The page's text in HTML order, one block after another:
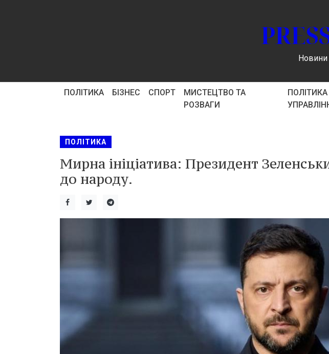
Новини
ПОЛІТИКА БІЗНЕС СПОРТ
МИСТЕЦТВО ТА
РОЗВАГИ
ПОЛІТИКА
Мирна ініціатива: Президент
до народу.